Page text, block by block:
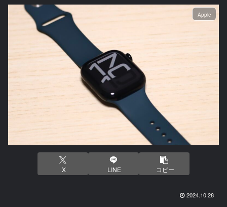
Apple
X LINE コピー
2024.10.28